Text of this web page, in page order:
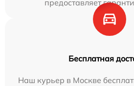
предоставляет
Бесплатная
Наш курьер в Москве